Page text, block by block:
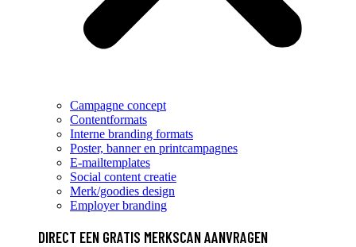
Campagne concept
Contentformats
Interne branding formats
Poster, banner en printcampagnes
E-mailtemplates
Social content creatie
Merk/goodies design
Employer branding
DIRECT EEN GRATIS MERKSCAN AANVRAGEN